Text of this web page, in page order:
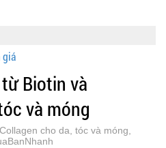
giá
Biotin và
và móng
cho da, tóc và móng,